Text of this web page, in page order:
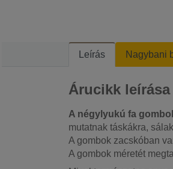
Leírás Nagybani
Árucikk leírása
A négylyukú fa
mutatnak táskákra,
A gombok zacskóban
A gombok méretét